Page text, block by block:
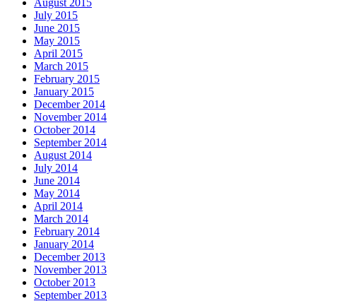
August 2015
July 2015
June 2015
May 2015
April 2015
March 2015
February 2015
January 2015
December 2014
November 2014
October 2014
September 2014
August 2014
July 2014
June 2014
May 2014
April 2014
March 2014
February 2014
January 2014
December 2013
November 2013
October 2013
September 2013